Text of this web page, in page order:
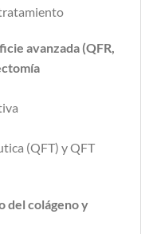
avanzada (QFR,
(QFT) y QFT
del colágeno y